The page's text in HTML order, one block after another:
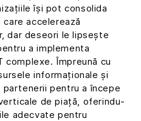
își pot consolida
accelerează
dar deseori le lipsește
a implementa
complexe. Împreună cu
informaționale și
pentru a începe
de piață, oferindu-
adecvate pentru